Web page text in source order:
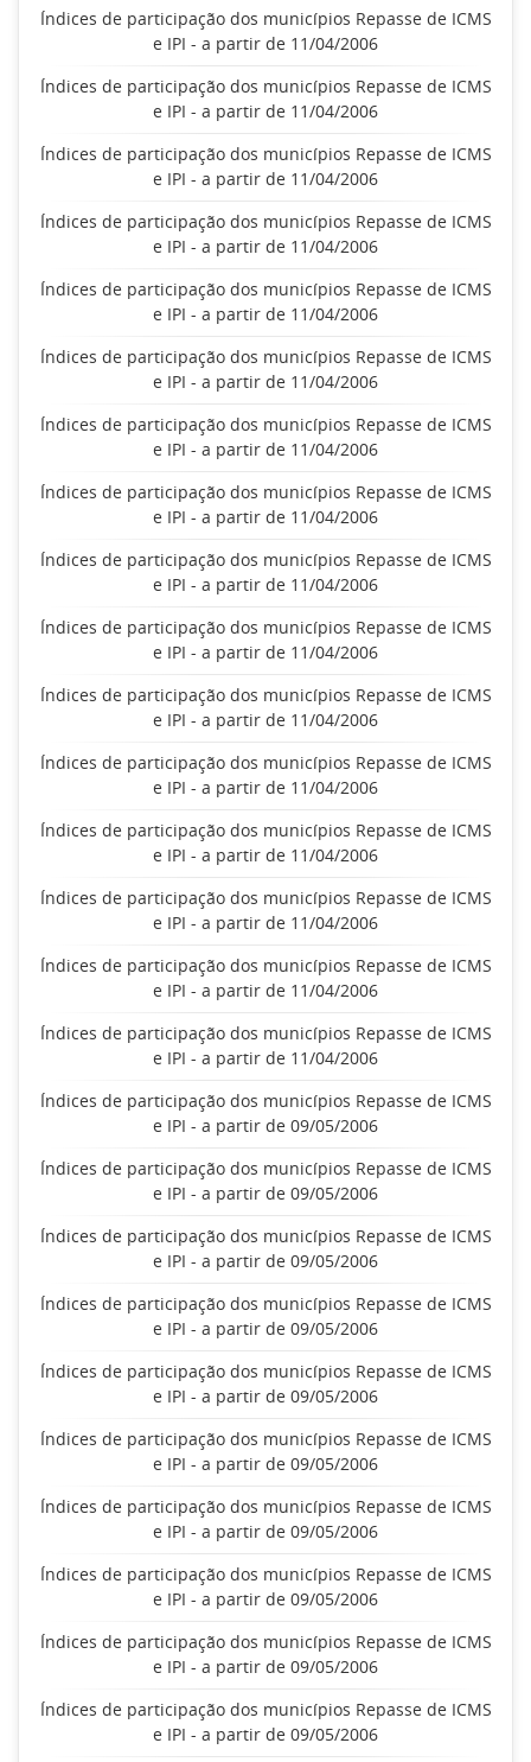
Índices de participação dos municípios Repasse de ICMS
e IPI - a partir de 11/04/2006
Índices de participação dos municípios Repasse de ICMS
e IPI - a partir de 11/04/2006
Índices de participação dos municípios Repasse de ICMS
e IPI - a partir de 11/04/2006
Índices de participação dos municípios Repasse de ICMS
e IPI - a partir de 11/04/2006
Índices de participação dos municípios Repasse de ICMS
e IPI - a partir de 11/04/2006
Índices de participação dos municípios Repasse de ICMS
e IPI - a partir de 11/04/2006
Índices de participação dos municípios Repasse de ICMS
e IPI - a partir de 11/04/2006
Índices de participação dos municípios Repasse de ICMS
e IPI - a partir de 11/04/2006
Índices de participação dos municípios Repasse de ICMS
e IPI - a partir de 11/04/2006
Índices de participação dos municípios Repasse de ICMS
e IPI - a partir de 11/04/2006
Índices de participação dos municípios Repasse de ICMS
e IPI - a partir de 11/04/2006
Índices de participação dos municípios Repasse de ICMS
e IPI - a partir de 11/04/2006
Índices de participação dos municípios Repasse de ICMS
e IPI - a partir de 11/04/2006
Índices de participação dos municípios Repasse de ICMS
e IPI - a partir de 11/04/2006
Índices de participação dos municípios Repasse de ICMS
e IPI - a partir de 11/04/2006
Índices de participação dos municípios Repasse de ICMS
e IPI - a partir de 11/04/2006
Índices de participação dos municípios Repasse de ICMS
e IPI - a partir de 09/05/2006
Índices de participação dos municípios Repasse de ICMS
e IPI - a partir de 09/05/2006
Índices de participação dos municípios Repasse de ICMS
e IPI - a partir de 09/05/2006
Índices de participação dos municípios Repasse de ICMS
e IPI - a partir de 09/05/2006
Índices de participação dos municípios Repasse de ICMS
e IPI - a partir de 09/05/2006
Índices de participação dos municípios Repasse de ICMS
e IPI - a partir de 09/05/2006
Índices de participação dos municípios Repasse de ICMS
e IPI - a partir de 09/05/2006
Índices de participação dos municípios Repasse de ICMS
e IPI - a partir de 09/05/2006
Índices de participação dos municípios Repasse de ICMS
e IPI - a partir de 09/05/2006
Índices de participação dos municípios Repasse de ICMS
e IPI - a partir de 09/05/2006